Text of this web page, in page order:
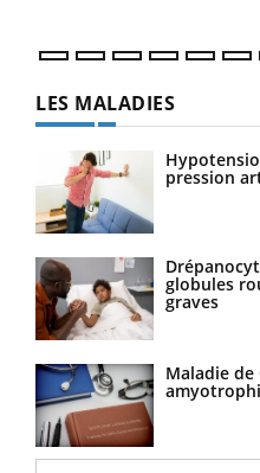
LES MALADIES
pression
globules
graves
Maladie de